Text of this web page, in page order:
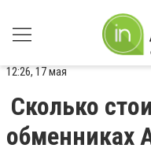
12:26, 17 мая
Сколько
обменниках